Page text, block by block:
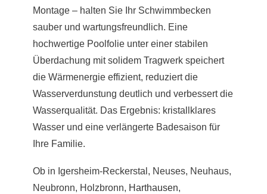
Montage – halten Sie Ihr Schwimmbecken
sauber und wartungsfreundlich. Eine
hochwertige Poolfolie unter einer stabilen
Überdachung mit solidem Tragwerk speichert
die Wärmenergie effizient, reduziert die
Wasserverdunstung deutlich und verbessert die
Wasserqualität. Das Ergebnis: kristallklares
Wasser und eine verlängerte Badesaison für
Ihre Familie.
Ob in Igersheim-Reckerstal, Neuses, Neuhaus,
Neubronn, Holzbronn, Harthausen,